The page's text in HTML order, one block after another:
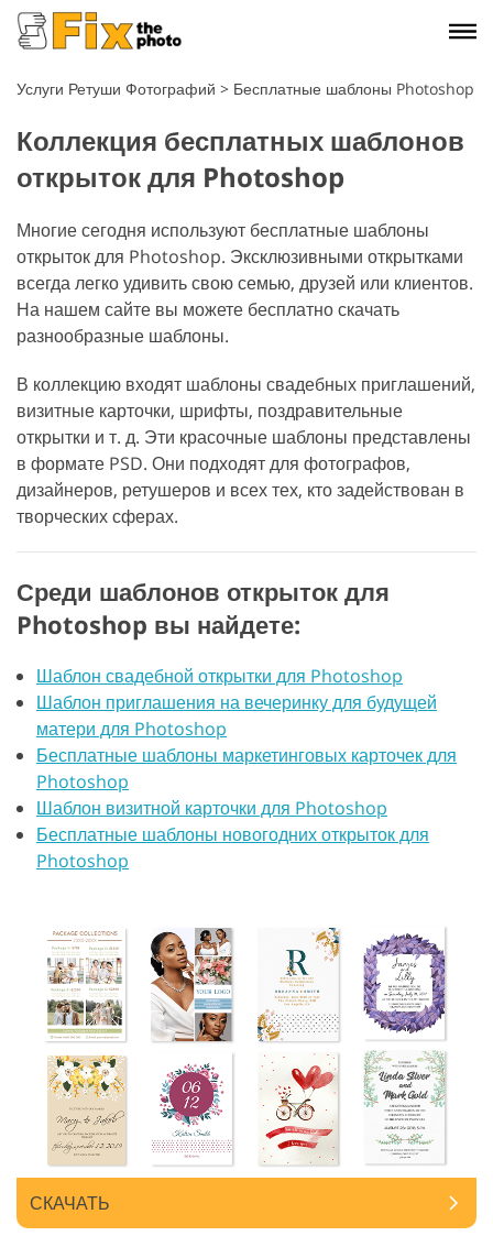
Услуги Ретуши Фотографий > Бесплатные шаблоны Photoshop
Коллекция бесплатных шаблонов
открыток для Photoshop
Многие сегодня используют бесплатные шаблоны
открыток для Photoshop. Эксклюзивными открытками
всегда легко удивить свою семью, друзей или клиентов.
На нашем сайте вы можете бесплатно скачать
разнообразные шаблоны.
В коллекцию входят шаблоны свадебных приглашений,
визитные карточки, шрифты, поздравительные
открытки и т. д. Эти красочные шаблоны представлены
в формате PSD. Они подходят для фотографов,
дизайнеров, ретушеров и всех тех, кто задействован в
творческих сферах.
Среди шаблонов открыток для
Photoshop вы найдете:
Шаблон свадебной открытки для Photoshop
Шаблон приглашения на вечеринку для будущей
матери для Photoshop
Бесплатные шаблоны маркетинговых карточек для
Photoshop
Шаблон визитной карточки для Photoshop
Бесплатные шаблоны новогодних открыток для
Photoshop
СКАЧАТЬ